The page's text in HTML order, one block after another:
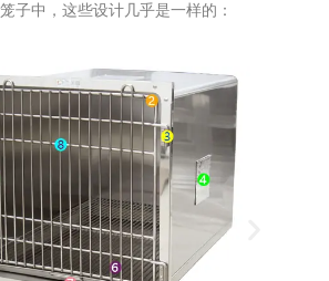
子中，这些设计几乎是一样的：